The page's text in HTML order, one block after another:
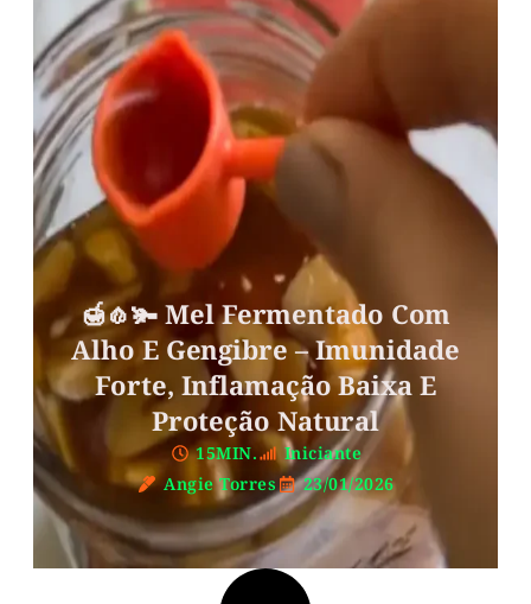
🍯🧄🫚 Mel Fermentado Com
Alho E Gengibre – Imunidade
Forte, Inflamação Baixa E
Proteção Natural
15MIN.
Iniciante
Angie Torres
23/01/2026